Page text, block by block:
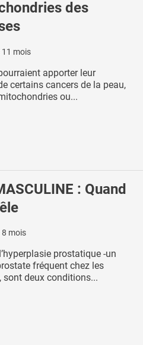
des
11 mois
apporter leur
certains cancers de la peau,
ou...
: Quand
8 mois
prostatique -un
fréquent chez les
sont deux conditions...